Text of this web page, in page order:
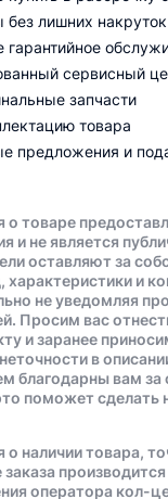
лишних накруток
сервисный
запчасти
товара
предложения и
товаре
и не является
оставляют за
характеристики и
не уведомляя
Просим вас
и заранее
в
благодарны вам
поможет сделать
наличии товара,
оператора кол-